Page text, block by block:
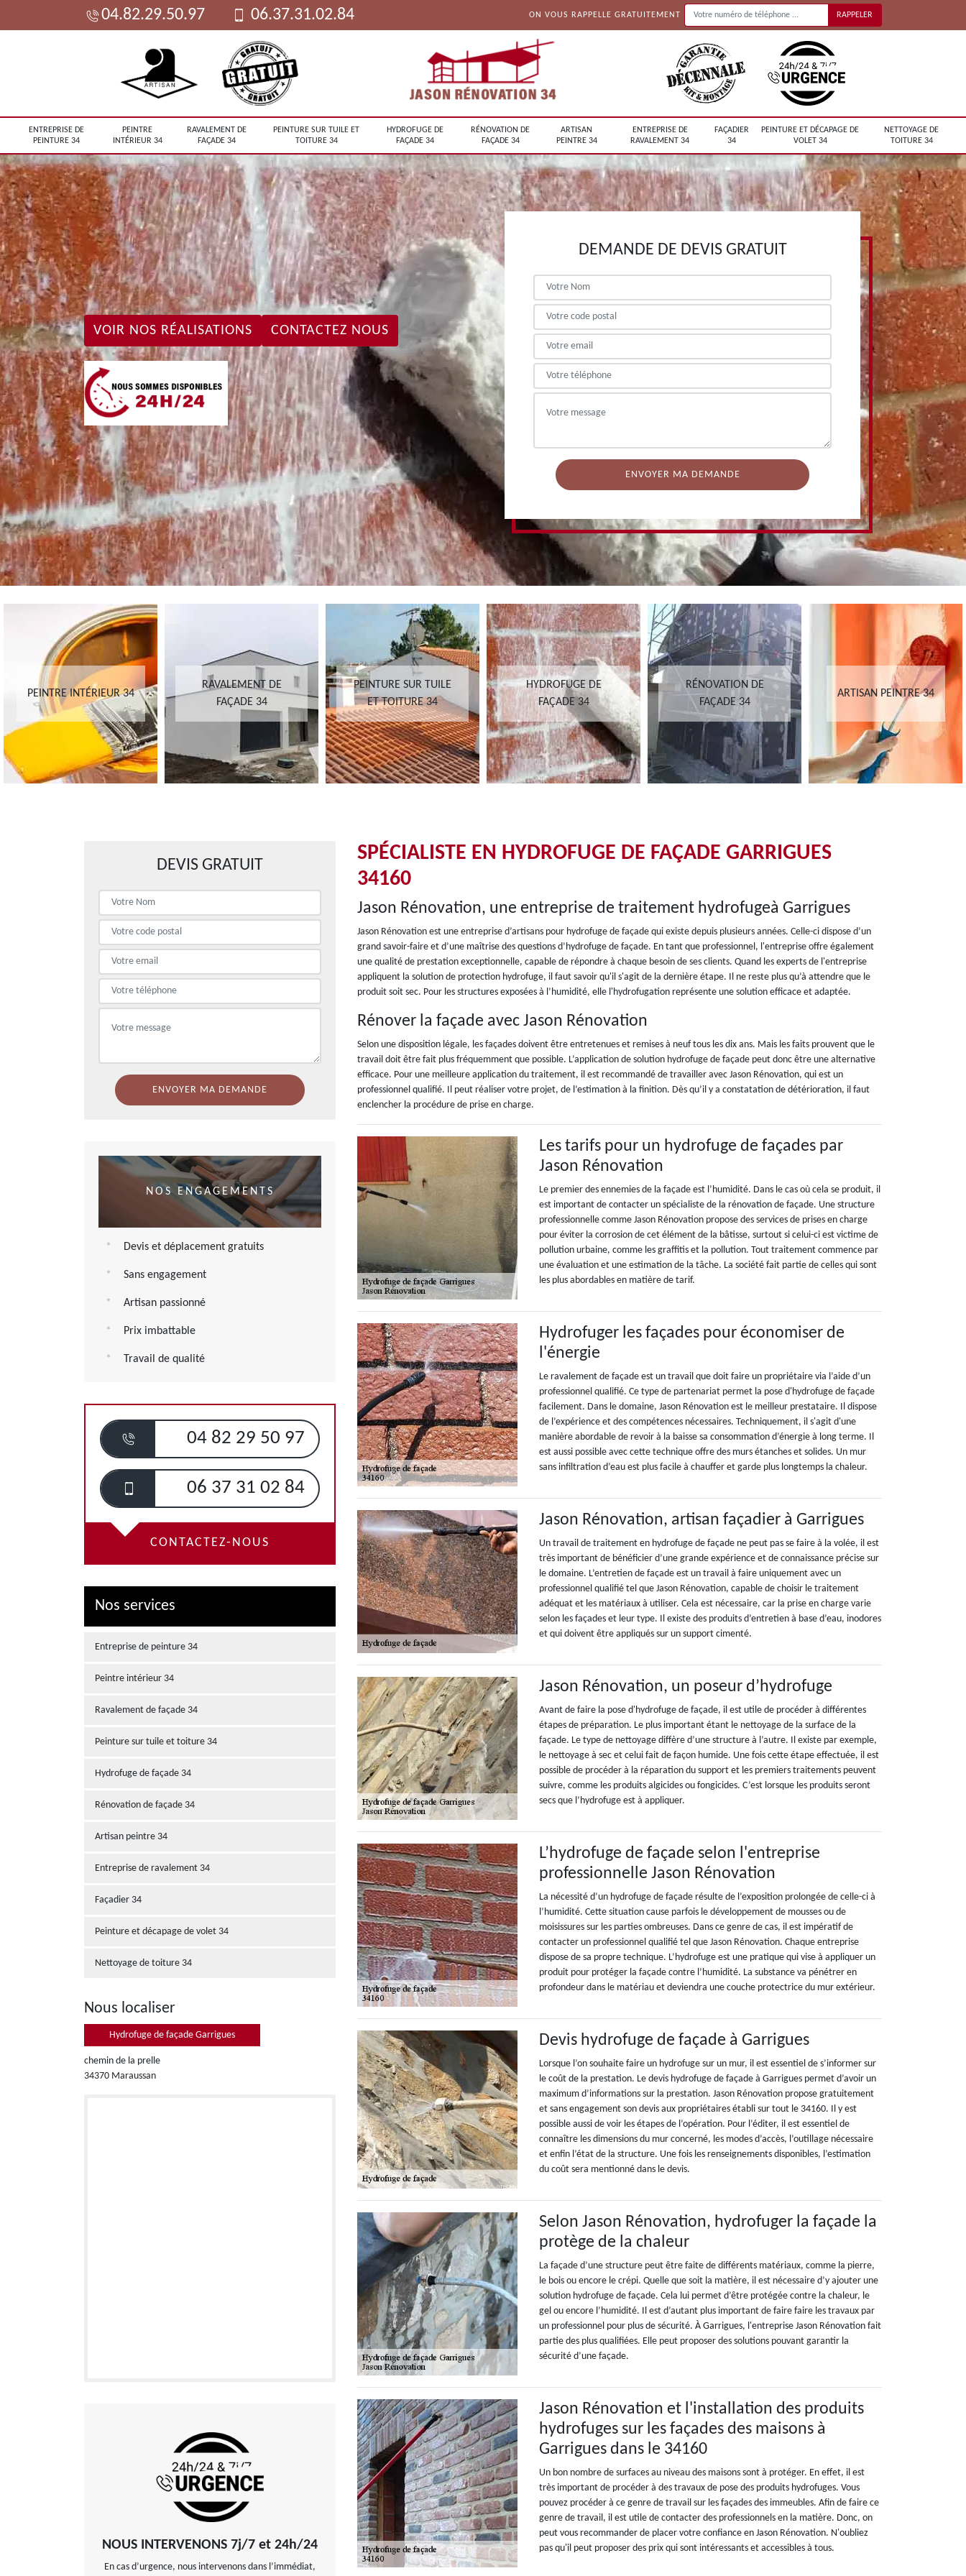
04.82.29.50.97 06.37.31.02.84 ON VOUS RAPPELLE GRATUITEMENT
ENTREPRISE DE
PEINTURE 34
PEINTRE
INTÉRIEUR 34
RAVALEMENT DE
FAÇADE 34
PEINTURE SUR TUILE ET
TOITURE 34
HYDROFUGE DE
FAÇADE 34
RÉNOVATION DE
FAÇADE 34
ARTISAN
PEINTRE 34
ENTREPRISE DE
RAVALEMENT 34
FAÇADIER
34
PEINTURE ET DÉCAPAGE DE
VOLET 34
NETTOYAGE DE
TOITURE 34
VOIR NOS RÉALISATIONS CONTACTEZ NOUS
DEMANDE DE DEVIS GRATUIT
PEINTRE INTÉRIEUR 34
RAVALEMENT DE
FAÇADE 34
PEINTURE SUR TUILE
ET TOITURE 34
HYDROFUGE DE
FAÇADE 34
RÉNOVATION DE
FAÇADE 34
ARTISAN PEINTRE 34
DEVIS GRATUIT
NOS ENGAGEMENTS
Devis et déplacement gratuits
Sans engagement
Artisan passionné
Prix imbattable
Travail de qualité
04 82 29 50 97
06 37 31 02 84
CONTACTEZ-NOUS
Nos services
Entreprise de peinture 34
Peintre intérieur 34
Ravalement de façade 34
Peinture sur tuile et toiture 34
Hydrofuge de façade 34
Rénovation de façade 34
Artisan peintre 34
Entreprise de ravalement 34
Façadier 34
Peinture et décapage de volet 34
Nettoyage de toiture 34
Nous localiser
Hydrofuge de façade Garrigues
chemin de la prelle
34370 Maraussan
NOUS INTERVENONS 7j/7 et 24h/24
En cas d’urgence, nous intervenons dans l’immédiat,
SPÉCIALISTE EN HYDROFUGE DE FAÇADE GARRIGUES
34160
Jason Rénovation, une entreprise de traitement hydrofugeà Garrigues
Jason Rénovation est une entreprise d’artisans pour hydrofuge de façade qui existe depuis plusieurs années. Celle-ci dispose d’un
grand savoir-faire et d’une maîtrise des questions d’hydrofuge de façade. En tant que professionnel, l'entreprise offre également
une qualité de prestation exceptionnelle, capable de répondre à chaque besoin de ses clients. Quand les experts de l'entreprise
appliquent la solution de protection hydrofuge, il faut savoir qu'il s'agit de la dernière étape. Il ne reste plus qu’à attendre que le
produit soit sec. Pour les structures exposées à l’humidité, elle l'hydrofugation représente une solution efficace et adaptée.
Rénover la façade avec Jason Rénovation
Selon une disposition légale, les façades doivent être entretenues et remises à neuf tous les dix ans. Mais les faits prouvent que le
travail doit être fait plus fréquemment que possible. L’application de solution hydrofuge de façade peut donc être une alternative
efficace. Pour une meilleure application du traitement, il est recommandé de travailler avec Jason Rénovation, qui est un
professionnel qualifié. Il peut réaliser votre projet, de l’estimation à la finition. Dès qu’il y a constatation de détérioration, il faut
enclencher la procédure de prise en charge.
Les tarifs pour un hydrofuge de façades par
Jason Rénovation
Le premier des ennemies de la façade est l’humidité. Dans le cas où cela se produit, il
est important de contacter un spécialiste de la rénovation de façade. Une structure
professionnelle comme Jason Rénovation propose des services de prises en charge
pour éviter la corrosion de cet élément de la bâtisse, surtout si celui-ci est victime de
pollution urbaine, comme les graffitis et la pollution. Tout traitement commence par
une évaluation et une estimation de la tâche. La société fait partie de celles qui sont
les plus abordables en matière de tarif.
Hydrofuger les façades pour économiser de
l'énergie
Le ravalement de façade est un travail que doit faire un propriétaire via l’aide d’un
professionnel qualifié. Ce type de partenariat permet la pose d'hydrofuge de façade
facilement. Dans le domaine, Jason Rénovation est le meilleur prestataire. Il dispose
de l’expérience et des compétences nécessaires. Techniquement, il s'agit d'une
manière abordable de revoir à la baisse sa consommation d’énergie à long terme. Il
est aussi possible avec cette technique offre des murs étanches et solides. Un mur
sans infiltration d’eau est plus facile à chauffer et garde plus longtemps la chaleur.
Jason Rénovation, artisan façadier à Garrigues
Un travail de traitement en hydrofuge de façade ne peut pas se faire à la volée, il est
très important de bénéficier d’une grande expérience et de connaissance précise sur
le domaine. L’entretien de façade est un travail à faire uniquement avec un
professionnel qualifié tel que Jason Rénovation, capable de choisir le traitement
adéquat et les matériaux à utiliser. Cela est nécessaire, car la prise en charge varie
selon les façades et leur type. Il existe des produits d’entretien à base d’eau, inodores
et qui doivent être appliqués sur un support cimenté.
Jason Rénovation, un poseur d’hydrofuge
Avant de faire la pose d'hydrofuge de façade, il est utile de procéder à différentes
étapes de préparation. Le plus important étant le nettoyage de la surface de la
façade. Le type de nettoyage diffère d’une structure à l’autre. Il existe par exemple,
le nettoyage à sec et celui fait de façon humide. Une fois cette étape effectuée, il est
possible de procéder à la réparation du support et les premiers traitements peuvent
suivre, comme les produits algicides ou fongicides. C’est lorsque les produits seront
secs que l’hydrofuge est à appliquer.
L’hydrofuge de façade selon l'entreprise
professionnelle Jason Rénovation
La nécessité d’un hydrofuge de façade résulte de l’exposition prolongée de celle-ci à
l’humidité. Cette situation cause parfois le développement de mousses ou de
moisissures sur les parties ombreuses. Dans ce genre de cas, il est impératif de
contacter un professionnel qualifié tel que Jason Rénovation. Chaque entreprise
dispose de sa propre technique. L’hydrofuge est une pratique qui vise à appliquer un
produit pour protéger la façade contre l’humidité. La substance va pénétrer en
profondeur dans le matériau et deviendra une couche protectrice du mur extérieur.
Devis hydrofuge de façade à Garrigues
Lorsque l’on souhaite faire un hydrofuge sur un mur, il est essentiel de s’informer sur
le coût de la prestation. Le devis hydrofuge de façade à Garrigues permet d’avoir un
maximum d’informations sur la prestation. Jason Rénovation propose gratuitement
et sans engagement son devis aux propriétaires établi sur tout le 34160. Il y est
possible aussi de voir les étapes de l’opération. Pour l’éditer, il est essentiel de
connaître les dimensions du mur concerné, les modes d’accès, l’outillage nécessaire
et enfin l’état de la structure. Une fois les renseignements disponibles, l’estimation
du coût sera mentionné dans le devis.
Selon Jason Rénovation, hydrofuger la façade la
protège de la chaleur
La façade d’une structure peut être faite de différents matériaux, comme la pierre,
le bois ou encore le crépi. Quelle que soit la matière, il est nécessaire d’y ajouter une
solution hydrofuge de façade. Cela lui permet d’être protégée contre la chaleur, le
gel ou encore l’humidité. Il est d’autant plus important de faire faire les travaux par
un professionnel pour plus de sécurité. À Garrigues, l'entreprise Jason Rénovation fait
partie des plus qualifiées. Elle peut proposer des solutions pouvant garantir la
sécurité d’une façade.
Jason Rénovation et l'installation des produits
hydrofuges sur les façades des maisons à
Garrigues dans le 34160
Un bon nombre de surfaces au niveau des maisons sont à protéger. En effet, il est
très important de procéder à des travaux de pose des produits hydrofuges. Vous
pouvez procéder à ce genre de travail sur les façades des immeubles. Afin de faire ce
genre de travail, il est utile de contacter des professionnels en la matière. Donc, on
peut vous recommander de placer votre confiance en Jason Rénovation. N'oubliez
pas qu'il peut proposer des prix qui sont intéressants et accessibles à tous.